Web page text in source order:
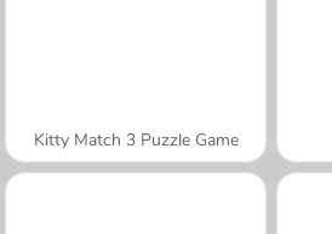
Kitty Match 3 Puzzle Game